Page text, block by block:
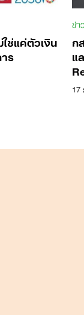
ช่แค่ตัวเงิน
ร
ข่
ก
แ
17